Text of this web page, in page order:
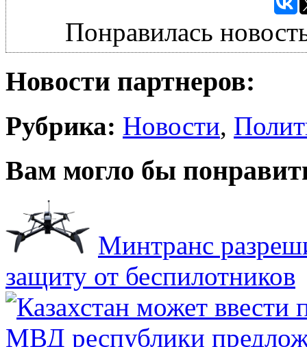
Понравилась
Новости партнеров:
Рубрика: Новости,
Вам могло бы
Минтранс
защиту от беспилотников